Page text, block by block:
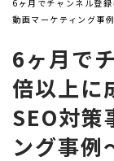
6ヶ月でチャンネル登
動画マーケティング事
6ヶ月で
倍以上に
SEO対策
ング事例